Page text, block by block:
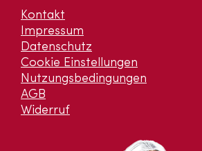
Kontakt
Impressum
Datenschutz
Cookie Einstellungen
Nutzungsbedingungen
AGB
Widerruf